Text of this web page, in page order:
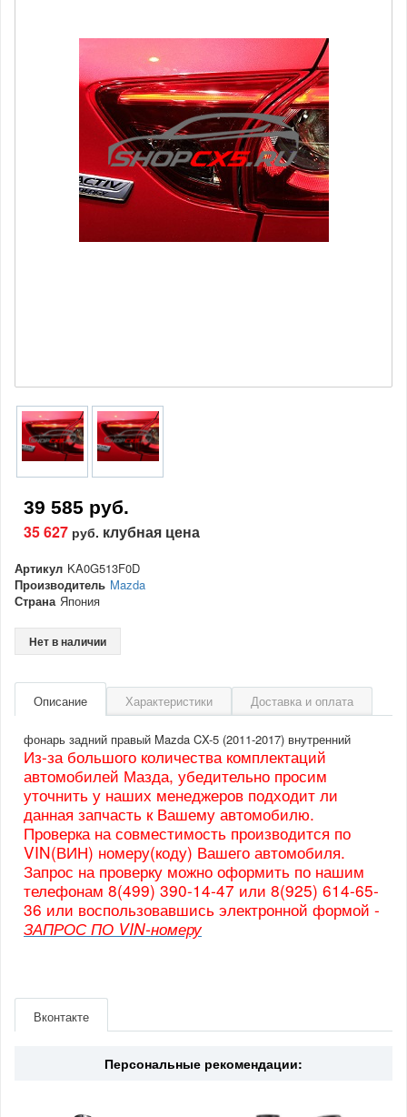
39 585 руб.
35 627 руб. клубная цена
Артикул KA0G513F0D
Производитель Mazda
Страна Япония
Нет в наличии
Описание Характеристики Доставка и оплата
фонарь задний правый Mazda CX-5 (2011-2017) внутренний
Из-за большого количества комплектаций
автомобилей Мазда, убедительно просим
уточнить у наших менеджеров подходит ли
данная запчасть к Вашему автомобилю.
Проверка на совместимость производится по
VIN(ВИН) номеру(коду) Вашего автомобиля.
Запрос на проверку можно оформить по нашим
телефонам 8(499) 390-14-47 или 8(925) 614-65-
36 или воспользовавшись электронной формой -
ЗАПРОС ПО VIN-номеру
Страна Япония
Вконтакте
Персональные рекомендации: